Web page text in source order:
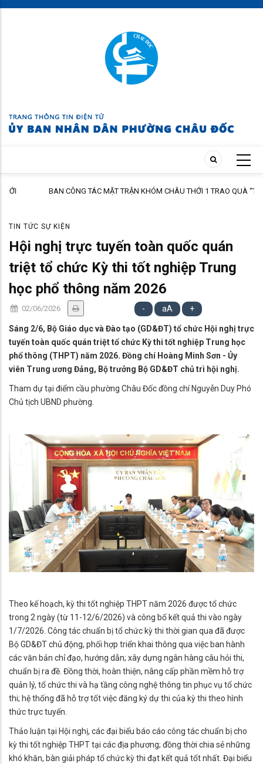
Skip
BAN CÔNG TÁC MẶT TRẬN KHÓM CHÂU THỚI 1 TRAO QUÀ “TIẾP BƯỚC
TIN TỨC SỰ KIỆN
Hội nghị trực tuyến toàn quốc quán
triệt tổ chức Kỳ thi tốt nghiệp Trung
học phổ thông năm 2026
02/06/2026 - aA +
Sáng 2/6, Bộ Giáo dục và Đào tạo (GD&ĐT) tổ chức Hội nghị trực
tuyến toàn quốc quán triệt tổ chức Kỳ thi tốt nghiệp Trung học
phổ thông (THPT) năm 2026. Đồng chí Hoàng Minh Sơn - Ủy
viên Trung ương Đảng, Bộ trưởng Bộ GD&ĐT chủ trì hội nghị.
Tham dự tại điểm cầu phường Châu Đốc đồng chí Nguyễn Duy Phó
Chủ tịch UBND phường.
Theo kế hoạch, kỳ thi tốt nghiệp THPT năm 2026 được tổ chức
trong 2 ngày (từ 11-12/6/2026) và công bố kết quả thi vào ngày
1/7/2026. Công tác chuẩn bị tổ chức kỳ thi thời gian qua đã được
Bộ GD&ĐT chủ động, phối hợp triển khai thông qua việc ban hành
các văn bản chỉ đạo, hướng dẫn; xây dựng ngân hàng câu hỏi thi,
chuẩn bị ra đề. Đồng thời, hoàn thiện, nâng cấp phần mềm hỗ trợ
quản lý, tổ chức thi và hạ tầng công nghệ thông tin phục vụ tổ chức
thi; hệ thống đã hỗ trợ tốt việc đăng ký dự thi của kỳ thi theo hình
thức trực tuyến.
Thảo luận tại Hội nghị, các đại biểu báo cáo công tác chuẩn bị cho
kỳ thi tốt nghiệp THPT tại các địa phương; đồng thời chia sẻ những
khó khăn, bàn giải pháp tổ chức kỳ thi đạt kết quả tốt nhất. Đại biểu